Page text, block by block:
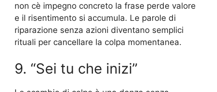
non cè impegno concreto la frase perde valore
e il risentimento si accumula. Le parole di
riparazione senza azioni diventano semplici
rituali per cancellare la colpa momentanea.
9. “Sei tu che inizi”